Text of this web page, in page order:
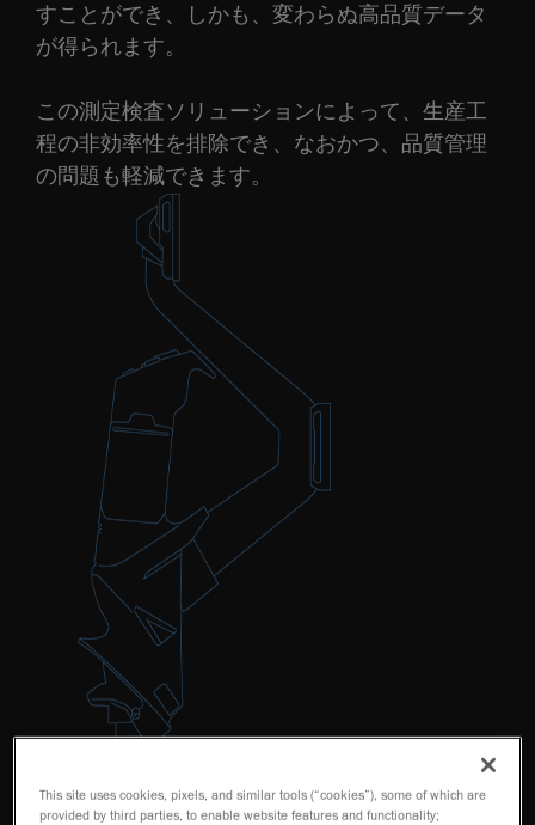
すことができ、しかも、変わらぬ高品質データ
が得られます。
この測定検査ソリューションによって、生産工
程の非効率性を排除でき、なおかつ、品質管理
の問題も軽減できます。
This site uses cookies, pixels, and similar tools (“cookies”), some of which are
provided by third parties, to enable website features and functionality;